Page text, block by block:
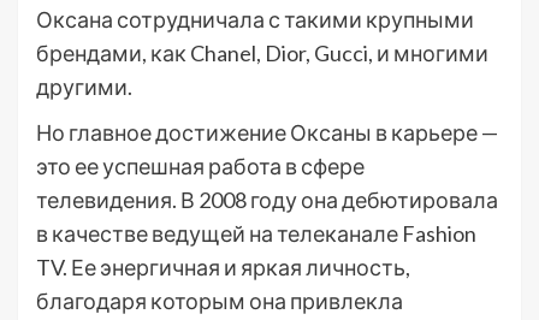
Оксана сотрудничала с такими крупными
брендами, как Chanel, Dior, Gucci, и многими
другими.
Но главное достижение Оксаны в карьере —
это ее успешная работа в сфере
телевидения. В 2008 году она дебютировала
в качестве ведущей на телеканале Fashion
TV. Ее энергичная и яркая личность,
благодаря которым она привлекла